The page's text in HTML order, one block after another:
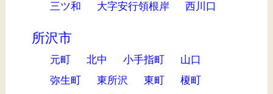
三ツ和 大字安行領根岸 西川口
所沢市
元町 北中 小手指町
山口
弥生町
東所沢 東町
榎町